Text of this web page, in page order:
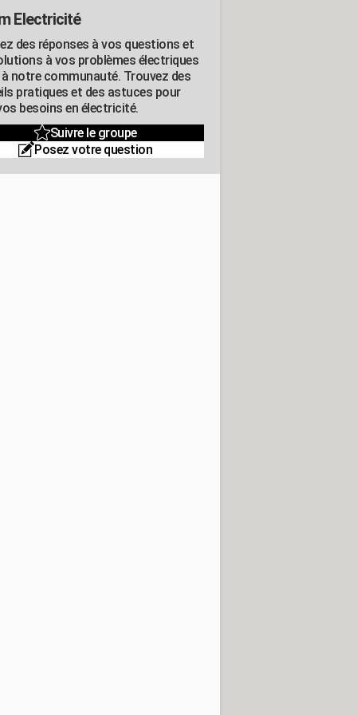
Electricité
des réponses à vos questions et
à vos problèmes électriques
notre communauté. Trouvez des
pratiques et des astuces pour
besoins en électricité.
Suivre le groupe
Posez votre question